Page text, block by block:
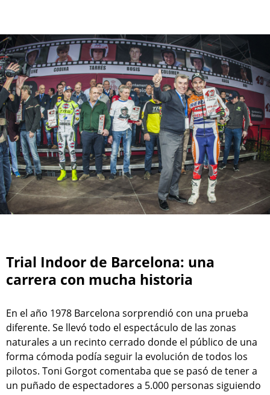
Trial Indoor de Barcelona: una
carrera con mucha historia
En el año 1978 Barcelona sorprendió con una prueba
diferente. Se llevó todo el espectáculo de las zonas
naturales a un recinto cerrado donde el público de una
forma cómoda podía seguir la evolución de todos los
pilotos. Toni Gorgot comentaba que se pasó de tener a
un puñado de espectadores a 5.000 personas siguiendo